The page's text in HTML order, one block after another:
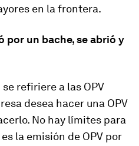
en la frontera.
por un bache, se abrió y
refiriere a las OPV
desea hacer una OPV
No hay límites para
la emisión de OPV por